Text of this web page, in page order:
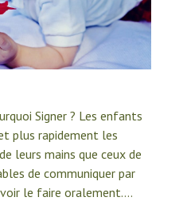
Signer ? Les enfants
plus rapidement les
leurs mains que ceux de
de communiquer par
le faire oralement....